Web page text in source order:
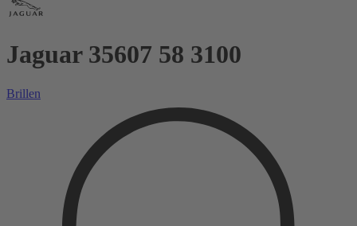
Jaguar 35607 58 3100
Brillen